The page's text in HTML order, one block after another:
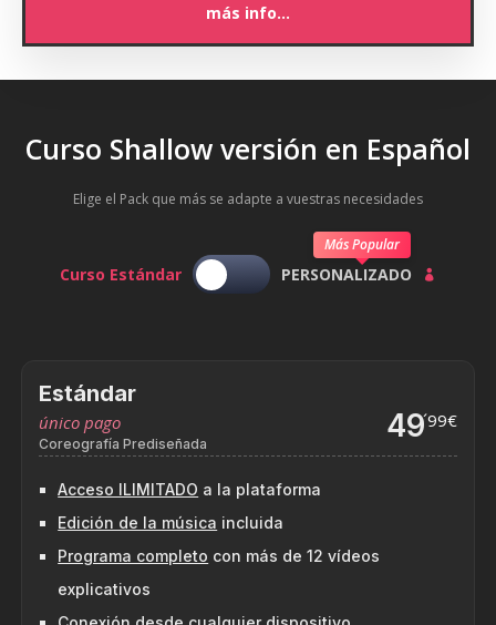
más info…
Curso Shallow versión en Español
Elige el Pack que más se adapte a vuestras necesidades
Curso Estándar
Más Popular

PERSONALIZADO
Estándar
único pago
Coreografía Prediseñada 49´99€
Acceso ILIMITADO a la plataforma
Edición de la música incluida
Programa completo con más de 12 vídeos
explicativos